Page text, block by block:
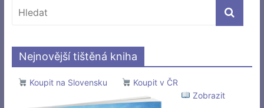
Nejnovější tištěná kniha
Koupit na Slovensku
Koupit v ČR
Zobrazit